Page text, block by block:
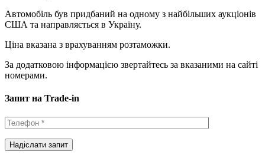
Автомобіль був придбаний на одному з найбільших аукціонів
США та направляється в Україну.
Ціна вказана з врахуванням розтаможки.
За додатковою інформацією звертайтесь за вказаними на сайті
номерами.
Запит на Trade-in